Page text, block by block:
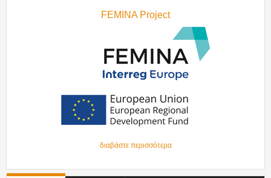
FEMINA Project
διαβάστε περισσότερα